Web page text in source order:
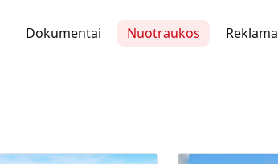
Dokumentai Nuotraukos Reklama